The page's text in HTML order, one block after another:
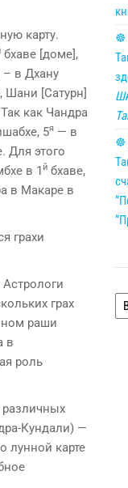
карту.
бхаве [доме],
– в Дхану
Шани [Сатурн]
как Чандра
5я — в
Для этого
в 1й бхаве,
в Макаре в
грахи
грах
раши
в
роль
различных
Кундали) —
лунной карте
☸
☸